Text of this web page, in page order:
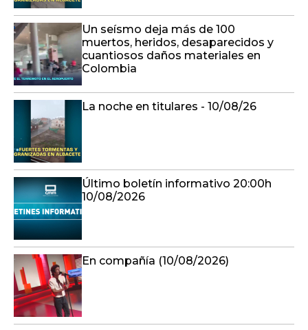
Un seísmo deja más de 100
muertos, heridos, desaparecidos y
cuantiosos daños materiales en
Colombia
La noche en titulares - 10/08/26
Último boletín informativo 20:00h
10/08/2026
En compañía (10/08/2026)